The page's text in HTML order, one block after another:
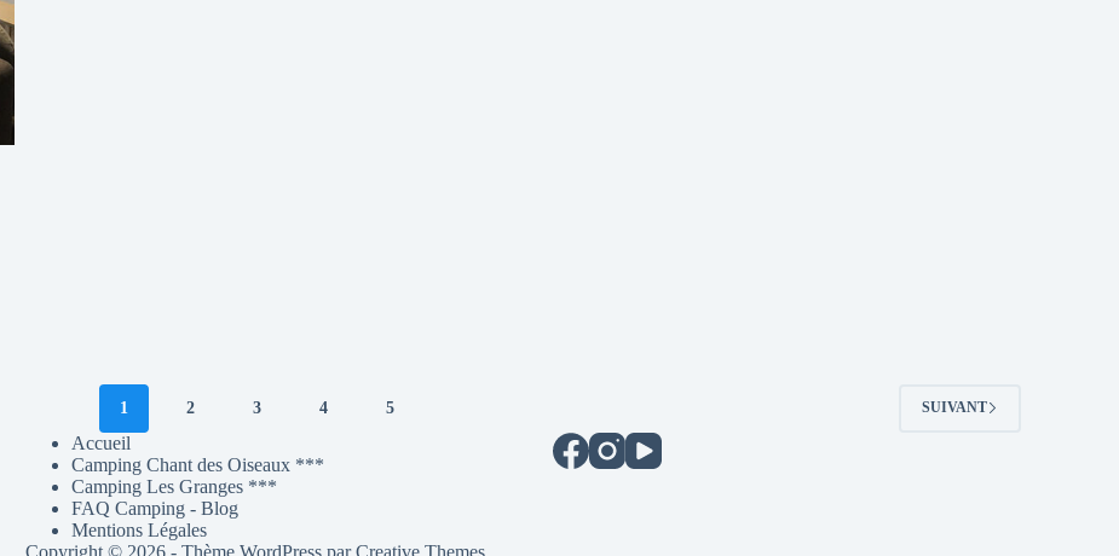
1 2 3 4 5 SUIVANT
Accueil
Camping Chant des Oiseaux ***
Camping Les Granges ***
FAQ Camping - Blog
Mentions Légales
Copyright © 2026 - Thème WordPress parCreative Themes.